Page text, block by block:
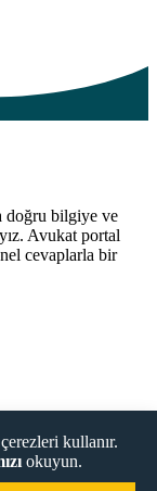
doğru bilgiye ve
Avukat portal
cevaplarla bir
kullanır.
okuyun.